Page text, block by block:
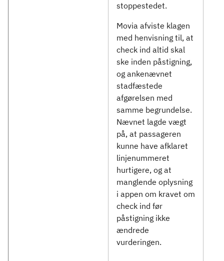
stoppestedet.
Movia afviste klagen
med henvisning til, at
check ind altid skal
ske inden påstigning,
og ankenævnet
stadfæstede
afgørelsen med
samme begrundelse.
Nævnet lagde vægt
på, at passageren
kunne have afklaret
linjenummeret
hurtigere, og at
manglende oplysning
i appen om kravet om
check ind før
påstigning ikke
ændrede
vurderingen.